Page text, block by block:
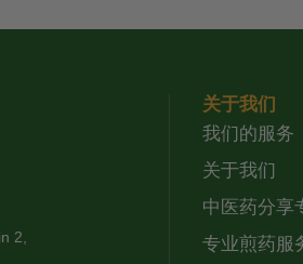
2,
关于我们
我们的服务
关于我们
中医药分享
专业煎药服